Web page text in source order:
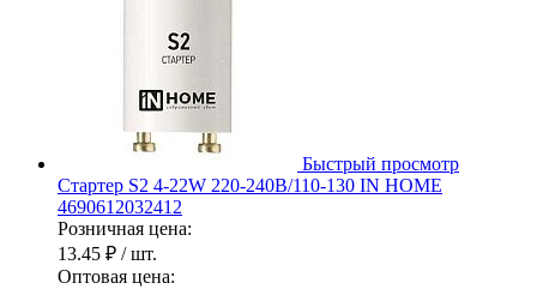
Быстрый просмотр
Стартер S2 4-22W 220-240В/110-130 IN HOME
4690612032412
Розничная цена:
13.45 ₽ / шт.
Оптовая цена: